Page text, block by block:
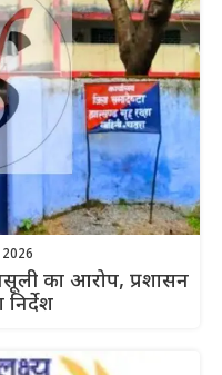
का आरोप, प्रशासन
निर्देश